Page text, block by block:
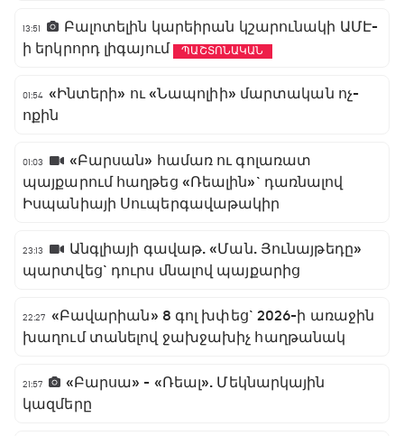
13:51
Բալոտելին կարեիրան կշարունակի ԱՄԷ-
ի երկրորդ լիգայում
ՊԱՇՏՈՆԱԿԱՆ
01:54 «Ինտերի» ու «Նապոլիի» մարտական ոչ-
ոքին
01:03
«Բարսան» համառ ու գոլառատ
պայքարում հաղթեց «Ռեալին»` դառնալով
Իսպանիայի Սուպերգավաթակիր
23:13
Անգլիայի գավաթ. «Ման. Յունայթեդը»
պարտվեց` դուրս մնալով պայքարից
22:27 «Բավարիան» 8 գոլ խփեց` 2026-ի առաջին
խաղում տանելով ջախջախիչ հաղթանակ
21:57
«Բարսա» - «Ռեալ». Մեկնարկային
կազմերը